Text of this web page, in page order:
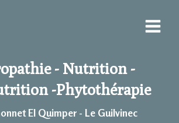
- Nutrition -
-Phytothérapie
EI Quimper - Le Guilvinec